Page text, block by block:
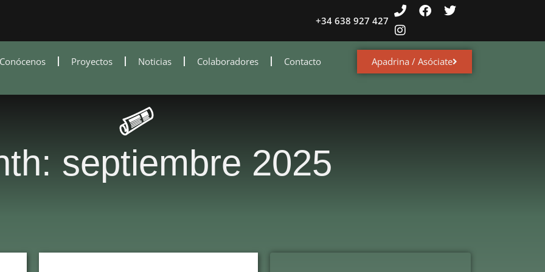
+34 638 927 427
Conócenos Proyectos Noticias Colaboradores Contacto Apadrina / Asóciate
septiembre 2025